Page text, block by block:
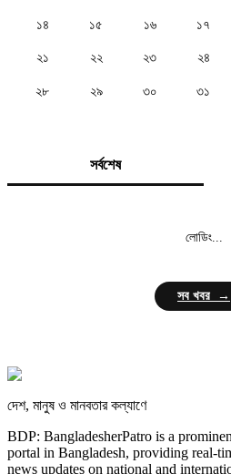
১৪ ১৫ ১৬ ১৭
২১ ২২ ২৩ ২৪
২৮ ২৯ ৩০ ৩১
সর্বশেষ
লোডিং...
সব খবর →
দেশ, মানুষ ও মানবতার কল্যাণে
BDP: BangladesherPatro is a
portal in Bangladesh, providing real-
news updates on national and